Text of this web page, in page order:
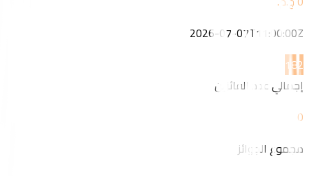
2026-07-07T11:00:00Z
182
إجمالي عدد الفائزين
0
مجموع الجوائز